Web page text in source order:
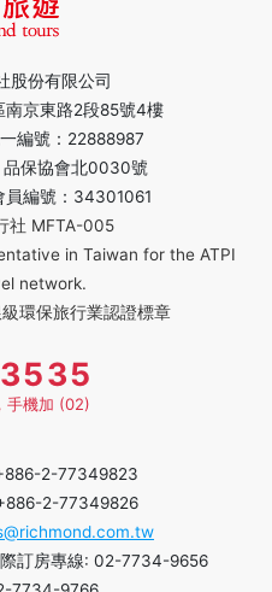
股份有限公司
京東路2段85號4樓
編號：22888987
保協會北0030號
員編號：34301061
社 MFTA-005
in Taiwan for the ATPI
network.
環保旅行業認證標章
手機加 (02)
2-77349823
2-77349826
訂房專線: 02-7734-9656